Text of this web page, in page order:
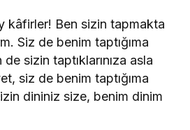
kâfirler! Ben sizin tapmakta
Siz de benim taptığıma
sizin taptıklarınıza asla
siz de benim taptığıma
dininiz size, benim dinim